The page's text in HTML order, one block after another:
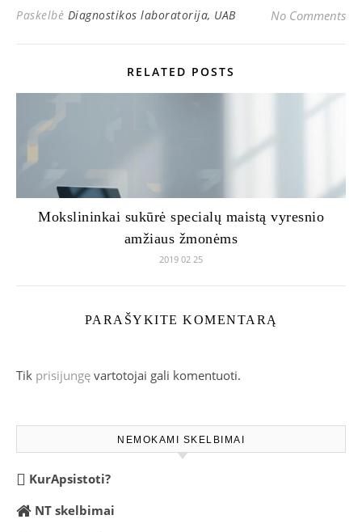
Paskelbė Diagnostikos laboratorija, UAB No Comments
RELATED POSTS
Mokslininkai sukūrė specialų maistą vyresnio
amžiaus žmonėms
2019 02 25
PARAŠYKITE KOMENTARĄ
Tik prisijungę vartotojai gali komentuoti.
NEMOKAMI SKELBIMAI
KurApsistoti?
NT skelbimai